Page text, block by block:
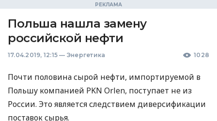
Польша нашла замену
российской нефти
17.04.2019, 12:15 — Энергетика 1028
Почти половина сырой нефти, импортируемой в
Польшу компанией PKN Orlen, поступает не из
России. Это является следствием диверсификации
поставок сырья.